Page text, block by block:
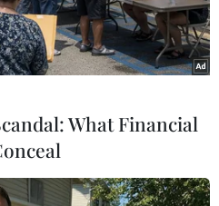
What Financial